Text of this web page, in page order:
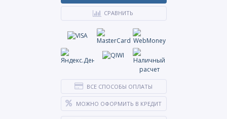
СРАВНИТЬ
ВСЕ СПОСОБЫ ОПЛАТЫ
МОЖНО ОФОРМИТЬ В КРЕДИТ